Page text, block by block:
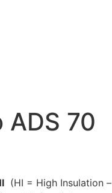
ADS 70
(HI = High Insulation –